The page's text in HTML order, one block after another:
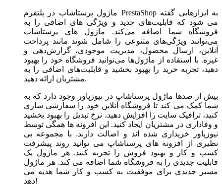
ماژول‌ پرستاشاپ در پلتفرم PrestaShop به ابزارهایی گفته
می شود که قابلیت‌های جدید و ویژگی های اضافی را به
فروشگاه شما اضافه می‌کند. ماژول های پرستاشاپ
می‌توانند ویژگی‌های متنوعی را شامل شوند مانند پرداخت
آنلاین، ارسال محصول، مدیریت موجودی، گزارش‌دهی و
غیره. با استفاده از ماژول‌ها می‌توانید فروشگاه خود را بهبود
دهید، تجربه خرید را بهبود بخشید و قابلیت‌های اضافی را به
مشتریان ارائه دهید.
بیش از صدها ماژول پرستاشاپ در نیوزپاور وجود دارد که به
شما کمک می کند تا فروشگاه آنلاین خود را سفارشی سازی
کنید، ترافیک سایت را افزایش دهید، نرخ تبدیل را بهبود بخشید
و وفاداری در مشتریان ایجاد کنید. این افزونه ها همگی توسط
نیوزپاور خریداری شده اند و اصالت دارند. با مجموعه بی
نظیری از افزونه های پرستاشاپ می توانید روند پیشرفت
کسب و کار و بهبود فروش را تجربه کنید. هر ماژول یک
قابلیت جدیدی را به فروشگاه شما اضافه می کند. هر ماژول
مسیر جدیدی برای موفقیت به کسب و کار شما هدیه می
دهد!